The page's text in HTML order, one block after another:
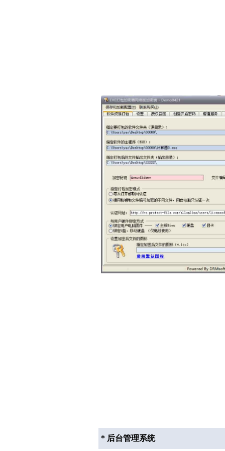
* 后台管理系统